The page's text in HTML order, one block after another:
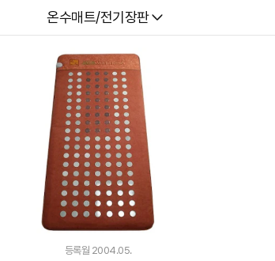
다나와
온수매트/전기장판
등록월 2004.05.